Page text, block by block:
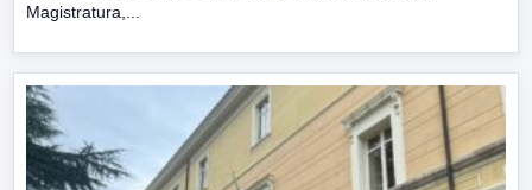
Magistratura,...